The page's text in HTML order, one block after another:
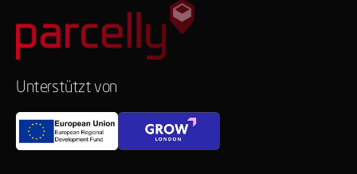
Unterstützt von